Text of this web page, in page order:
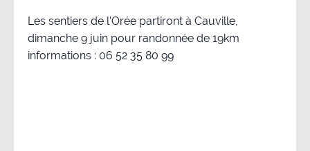
Les sentiers de l’Orée partiront à Cauville,
dimanche 9 juin pour randonnée de 19km
informations : 06 52 35 80 99